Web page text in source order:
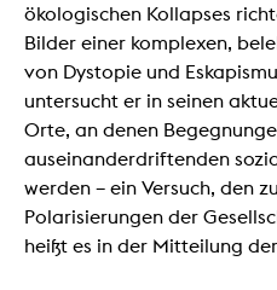
ökologischen Kollapses
Bilder einer komplexen,
von Dystopie und
untersucht er in seinen
Orte, an denen
auseinanderdriftenden
werden – ein Versuch, den
Polarisierungen der
heißt es in der Mitteilung